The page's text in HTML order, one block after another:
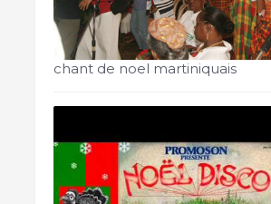
chant de noel martiniquais